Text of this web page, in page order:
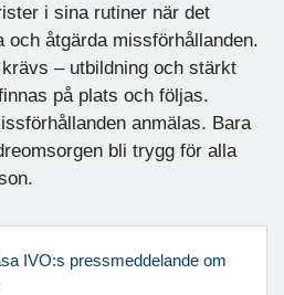
i sina rutiner när det
och åtgärda missförhållanden.
– utbildning och stärkt
på plats och följas.
anmälas. Bara
bli trygg för alla
IVO:s pressmeddelande om